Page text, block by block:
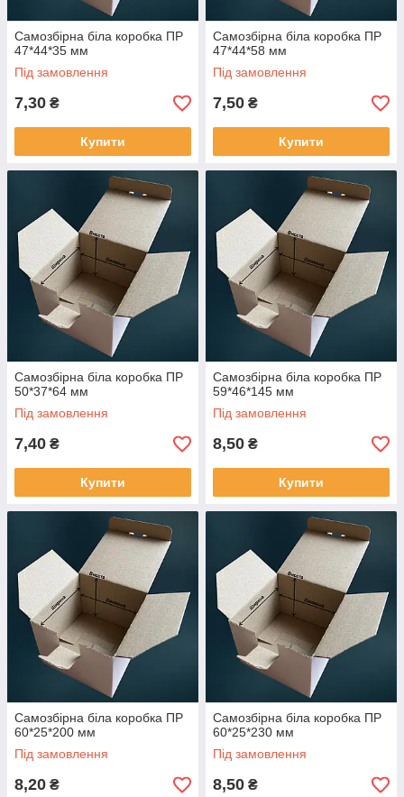
Самозбірна біла коробка ПР
47*44*35 мм
Під замовлення
7,30 ₴
Купити
Самозбірна біла коробка ПР
47*44*58 мм
Під замовлення
7,50 ₴
Купити
Самозбірна біла коробка ПР
50*37*64 мм
Під замовлення
7,40 ₴
Купити
Самозбірна біла коробка ПР
59*46*145 мм
Під замовлення
8,50 ₴
Купити
Самозбірна біла коробка ПР
60*25*200 мм
Під замовлення
8,20 ₴
Самозбірна біла коробка ПР
60*25*230 мм
Під замовлення
8,50 ₴